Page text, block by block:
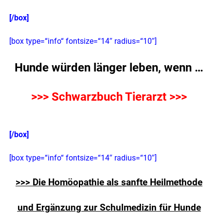
[/box]
[box type=“info“ fontsize=“14″ radius=“10″]
Hunde würden länger leben, wenn …
>>> Schwarzbuch Tierarzt >>>
[/box]
[box type=“info“ fontsize=“14″ radius=“10″]
>>> Die Homöopathie als sanfte Heilmethode
und Ergänzung zur Schulmedizin für Hunde